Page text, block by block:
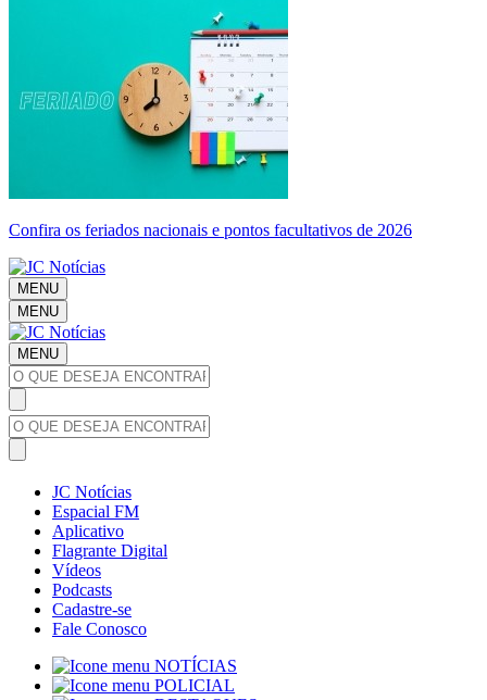
Confira os feriados nacionais e pontos facultativos de 2026
MENU
MENU
MENU
JC Notícias
Espacial FM
Aplicativo
Flagrante Digital
Vídeos
Podcasts
Cadastre-se
Fale Conosco
NOTÍCIAS
POLICIAL